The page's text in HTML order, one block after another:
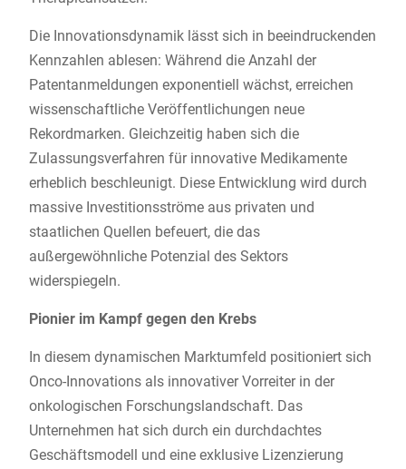
Die Innovationsdynamik lässt sich in beeindruckenden
Kennzahlen ablesen: Während die Anzahl der
Patentanmeldungen exponentiell wächst, erreichen
wissenschaftliche Veröffentlichungen neue
Rekordmarken. Gleichzeitig haben sich die
Zulassungsverfahren für innovative Medikamente
erheblich beschleunigt. Diese Entwicklung wird durch
massive Investitionsströme aus privaten und
staatlichen Quellen befeuert, die das
außergewöhnliche Potenzial des Sektors
widerspiegeln.
Pionier im Kampf gegen den Krebs
In diesem dynamischen Marktumfeld positioniert sich
Onco-Innovations als innovativer Vorreiter in der
onkologischen Forschungslandschaft. Das
Unternehmen hat sich durch ein durchdachtes
Geschäftsmodell und eine exklusive Lizenzierung